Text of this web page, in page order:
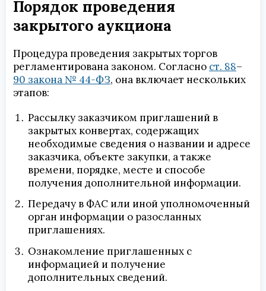
Порядок проведения
закрытого аукциона
Процедура проведения закрытых торгов
регламентирована законом. Согласно ст. 88–
90 закона № 44-ФЗ, она включает нескольких
этапов:
Рассылку заказчиком приглашений в
закрытых конвертах, содержащих
необходимые сведения о названии и адресе
заказчика, объекте закупки, а также
времени, порядке, месте и способе
получения дополнительной информации.
Передачу в ФАС или иной уполномоченный
орган информации о разосланных
приглашениях.
Ознакомление приглашенных с
информацией и получение
дополнительных сведений.